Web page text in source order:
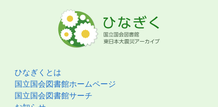
ひなぎくとは
国立国会図書館ホームページ
国立国会図書館サーチ